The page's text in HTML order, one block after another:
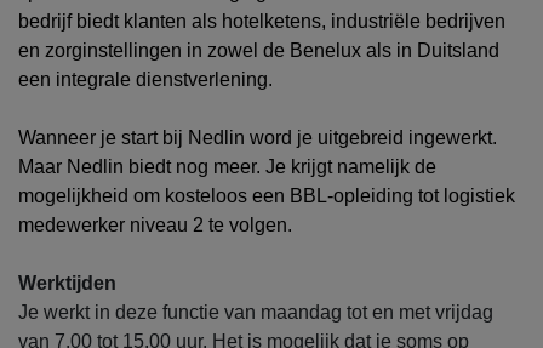
bedrijf biedt klanten als hotelketens, industriële bedrijven
en zorginstellingen in zowel de Benelux als in Duitsland
een integrale dienstverlening.
Wanneer je start bij Nedlin word je uitgebreid ingewerkt.
Maar Nedlin biedt nog meer. Je krijgt namelijk de
mogelijkheid om kosteloos een BBL-opleiding tot logistiek
medewerker niveau 2 te volgen.
Werktijden
Je werkt in deze functie van maandag tot en met vrijdag
van 7.00 tot 15.00 uur. Het is mogelijk dat je soms op